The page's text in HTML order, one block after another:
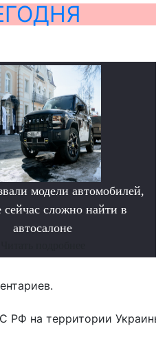
модели автомобилей,
сейчас сложно найти в
автосалоне
РФ на территории